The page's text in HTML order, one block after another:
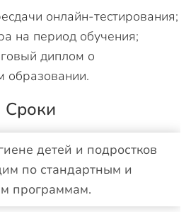
онлайн-тестирования;
на период обучения;
диплом о
образовании.
Сроки
детей и подростков
по стандартным и
программам.